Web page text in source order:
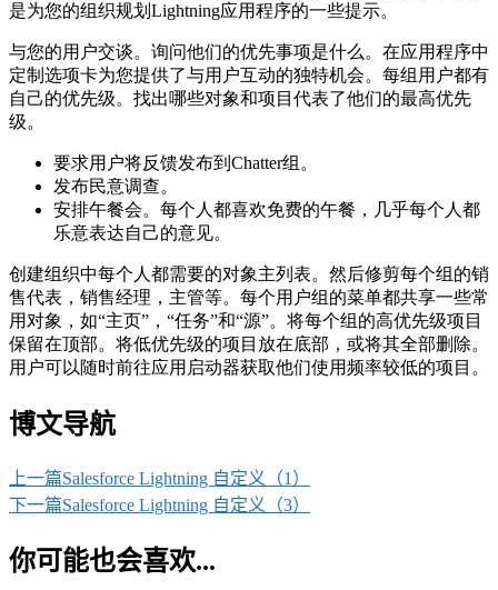
是为您的组织规划Lightning应用程序的一些提示。
与您的用户交谈。询问他们的优先事项是什么。在应用程序中
定制选项卡为您提供了与用户互动的独特机会。每组用户都有
自己的优先级。找出哪些对象和项目代表了他们的最高优先
级。
要求用户将反馈发布到Chatter组。
发布民意调查。
安排午餐会。每个人都喜欢免费的午餐，几乎每个人都
乐意表达自己的意见。
创建组织中每个人都需要的对象主列表。然后修剪每个组的销
售代表，销售经理，主管等。每个用户组的菜单都共享一些常
用对象，如“主页”，“任务”和“源”。将每个组的高优先级项目
保留在顶部。将低优先级的项目放在底部，或将其全部删除。
用户可以随时前往应用启动器获取他们使用频率较低的项目。
博文导航
上一篇Salesforce Lightning 自定义（1）
下一篇Salesforce Lightning 自定义（3）
你可能也会喜欢...